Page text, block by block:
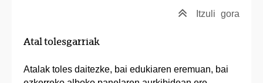
Itzuli gora
Atal tolesgarriak
Atalak toles daitezke, bai edukiaren eremuan, bai